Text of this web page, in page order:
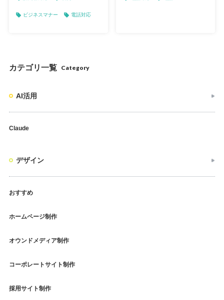
ビジネスマナー 電話対応
カテゴリ一覧 Category
AI活用
Claude
デザイン
おすすめ
ホームページ制作
オウンドメディア制作
コーポレートサイト制作
採用サイト制作